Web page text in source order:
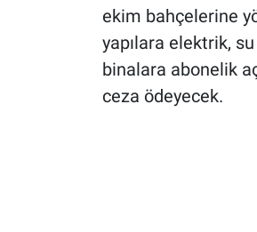
ekim bahçelerine
yapılara elektrik,
binalara abonelik
ceza ödeyecek.